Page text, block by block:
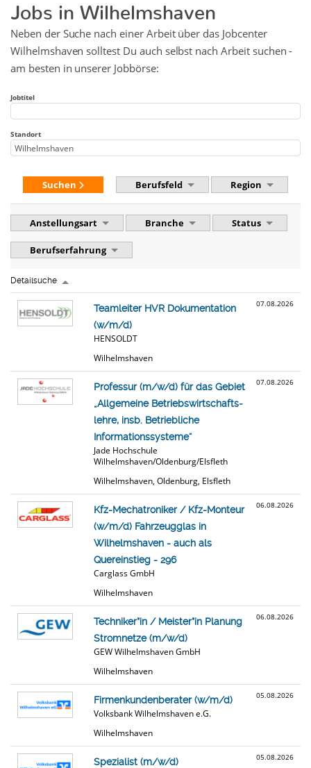
Jobs in Wilhelmshaven
Neben der Suche nach einer Arbeit über das Jobcenter
Wilhelmshaven solltest Du auch selbst nach Arbeit suchen -
am besten in unserer Jobbörse:
Jobtitel
Standort
Suchen Berufsfeld Region
Anstellungsart Branche Status
Berufserfahrung
Detailsuche
07.08.2026
Teamleiter HVR Dokumentation
(w/m/d)
HENSOLDT
Wilhelmshaven
07.08.2026
Professur (m/w/d) für das Gebiet
„Allgemeine Betriebs­wirtschafts­
lehre, insb. Betriebliche
Informations­systeme“
Jade Hochschule
Wilhelmshaven/Oldenburg/Elsfleth
Wilhelmshaven, Oldenburg, Elsfleth
06.08.2026
Kfz-Mechatroniker / Kfz-Monteur
(w/m/d) Fahrzeugglas in
Wilhelmshaven - auch als
Quereinstieg - 296
Carglass GmbH
Wilhelmshaven
06.08.2026
Techniker*in / Meister*in Planung
Stromnetze (m/w/d)
GEW Wilhelmshaven GmbH
Wilhelmshaven
05.08.2026
Firmenkundenberater (w/m/d)
Volksbank Wilhelmshaven e.G.
Wilhelmshaven
05.08.2026
Spezialist (m/w/d)